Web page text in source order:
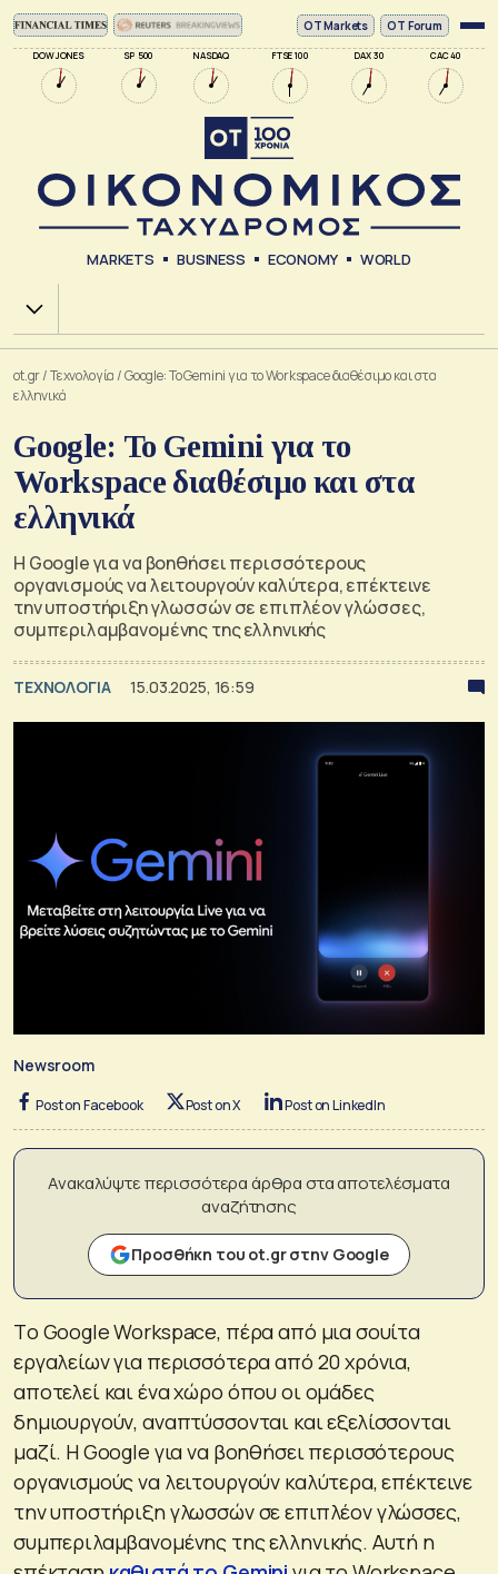
DOW JONES SP 500 NASDAQ FTSE 100 DAX 30 CAC 40
ΟΤ Markets OT Forum
MARKETS BUSINESS ECONOMY WORLD
Χ.Α.
ot.gr/Τεχνολογία /Google: Το Gemini για το Workspace διαθέσιμο και στα
ελληνικά
Google: Το Gemini για το
Workspace διαθέσιμο και στα
ελληνικά
Η Google για να βοηθήσει περισσότερους
οργανισμούς να λειτουργούν καλύτερα, επέκτεινε
την υποστήριξη γλωσσών σε επιπλέον γλώσσες,
συμπεριλαμβανομένης της ελληνικής
ΤΕΧΝΟΛΟΓΙΑ 15.03.2025, 16:59
Newsroom
Post on Facebook Post on X Post on LinkedIn
Ανακαλύψτε περισσότερα άρθρα στα αποτελέσματα
αναζήτησης
Προσθήκη του ot.gr στην Google
Tο Google Workspace, πέρα από μια σουίτα
εργαλείων για περισσότερα από 20 χρόνια,
αποτελεί και ένα χώρο όπου οι ομάδες
δημιουργούν, αναπτύσσονται και εξελίσσονται
μαζί. Η Google για να βοηθήσει περισσότερους
οργανισμούς να λειτουργούν καλύτερα, επέκτεινε
την υποστήριξη γλωσσών σε επιπλέον γλώσσες,
συμπεριλαμβανομένης της ελληνικής. Αυτή η